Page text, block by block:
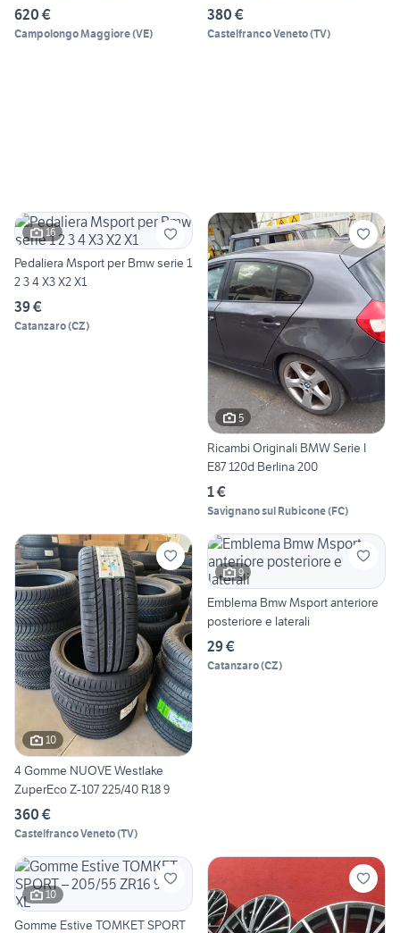
620 €
Campolongo Maggiore(VE)
380 €
Castelfranco Veneto(TV)
16
Pedaliera Msport per Bmw serie 1
2 3 4 X3 X2 X1
39 €
Catanzaro(CZ)
5
Ricambi Originali BMW Serie I
E87 120d Berlina 200
1 €
Savignano sul Rubicone(FC)
10
4 Gomme NUOVE Westlake
ZuperEco Z-107 225/40 R18 9
360 €
Castelfranco Veneto(TV)
9
Emblema Bmw Msport anteriore
posteriore e laterali
29 €
Catanzaro(CZ)
10
Gomme Estive TOMKET SPORT